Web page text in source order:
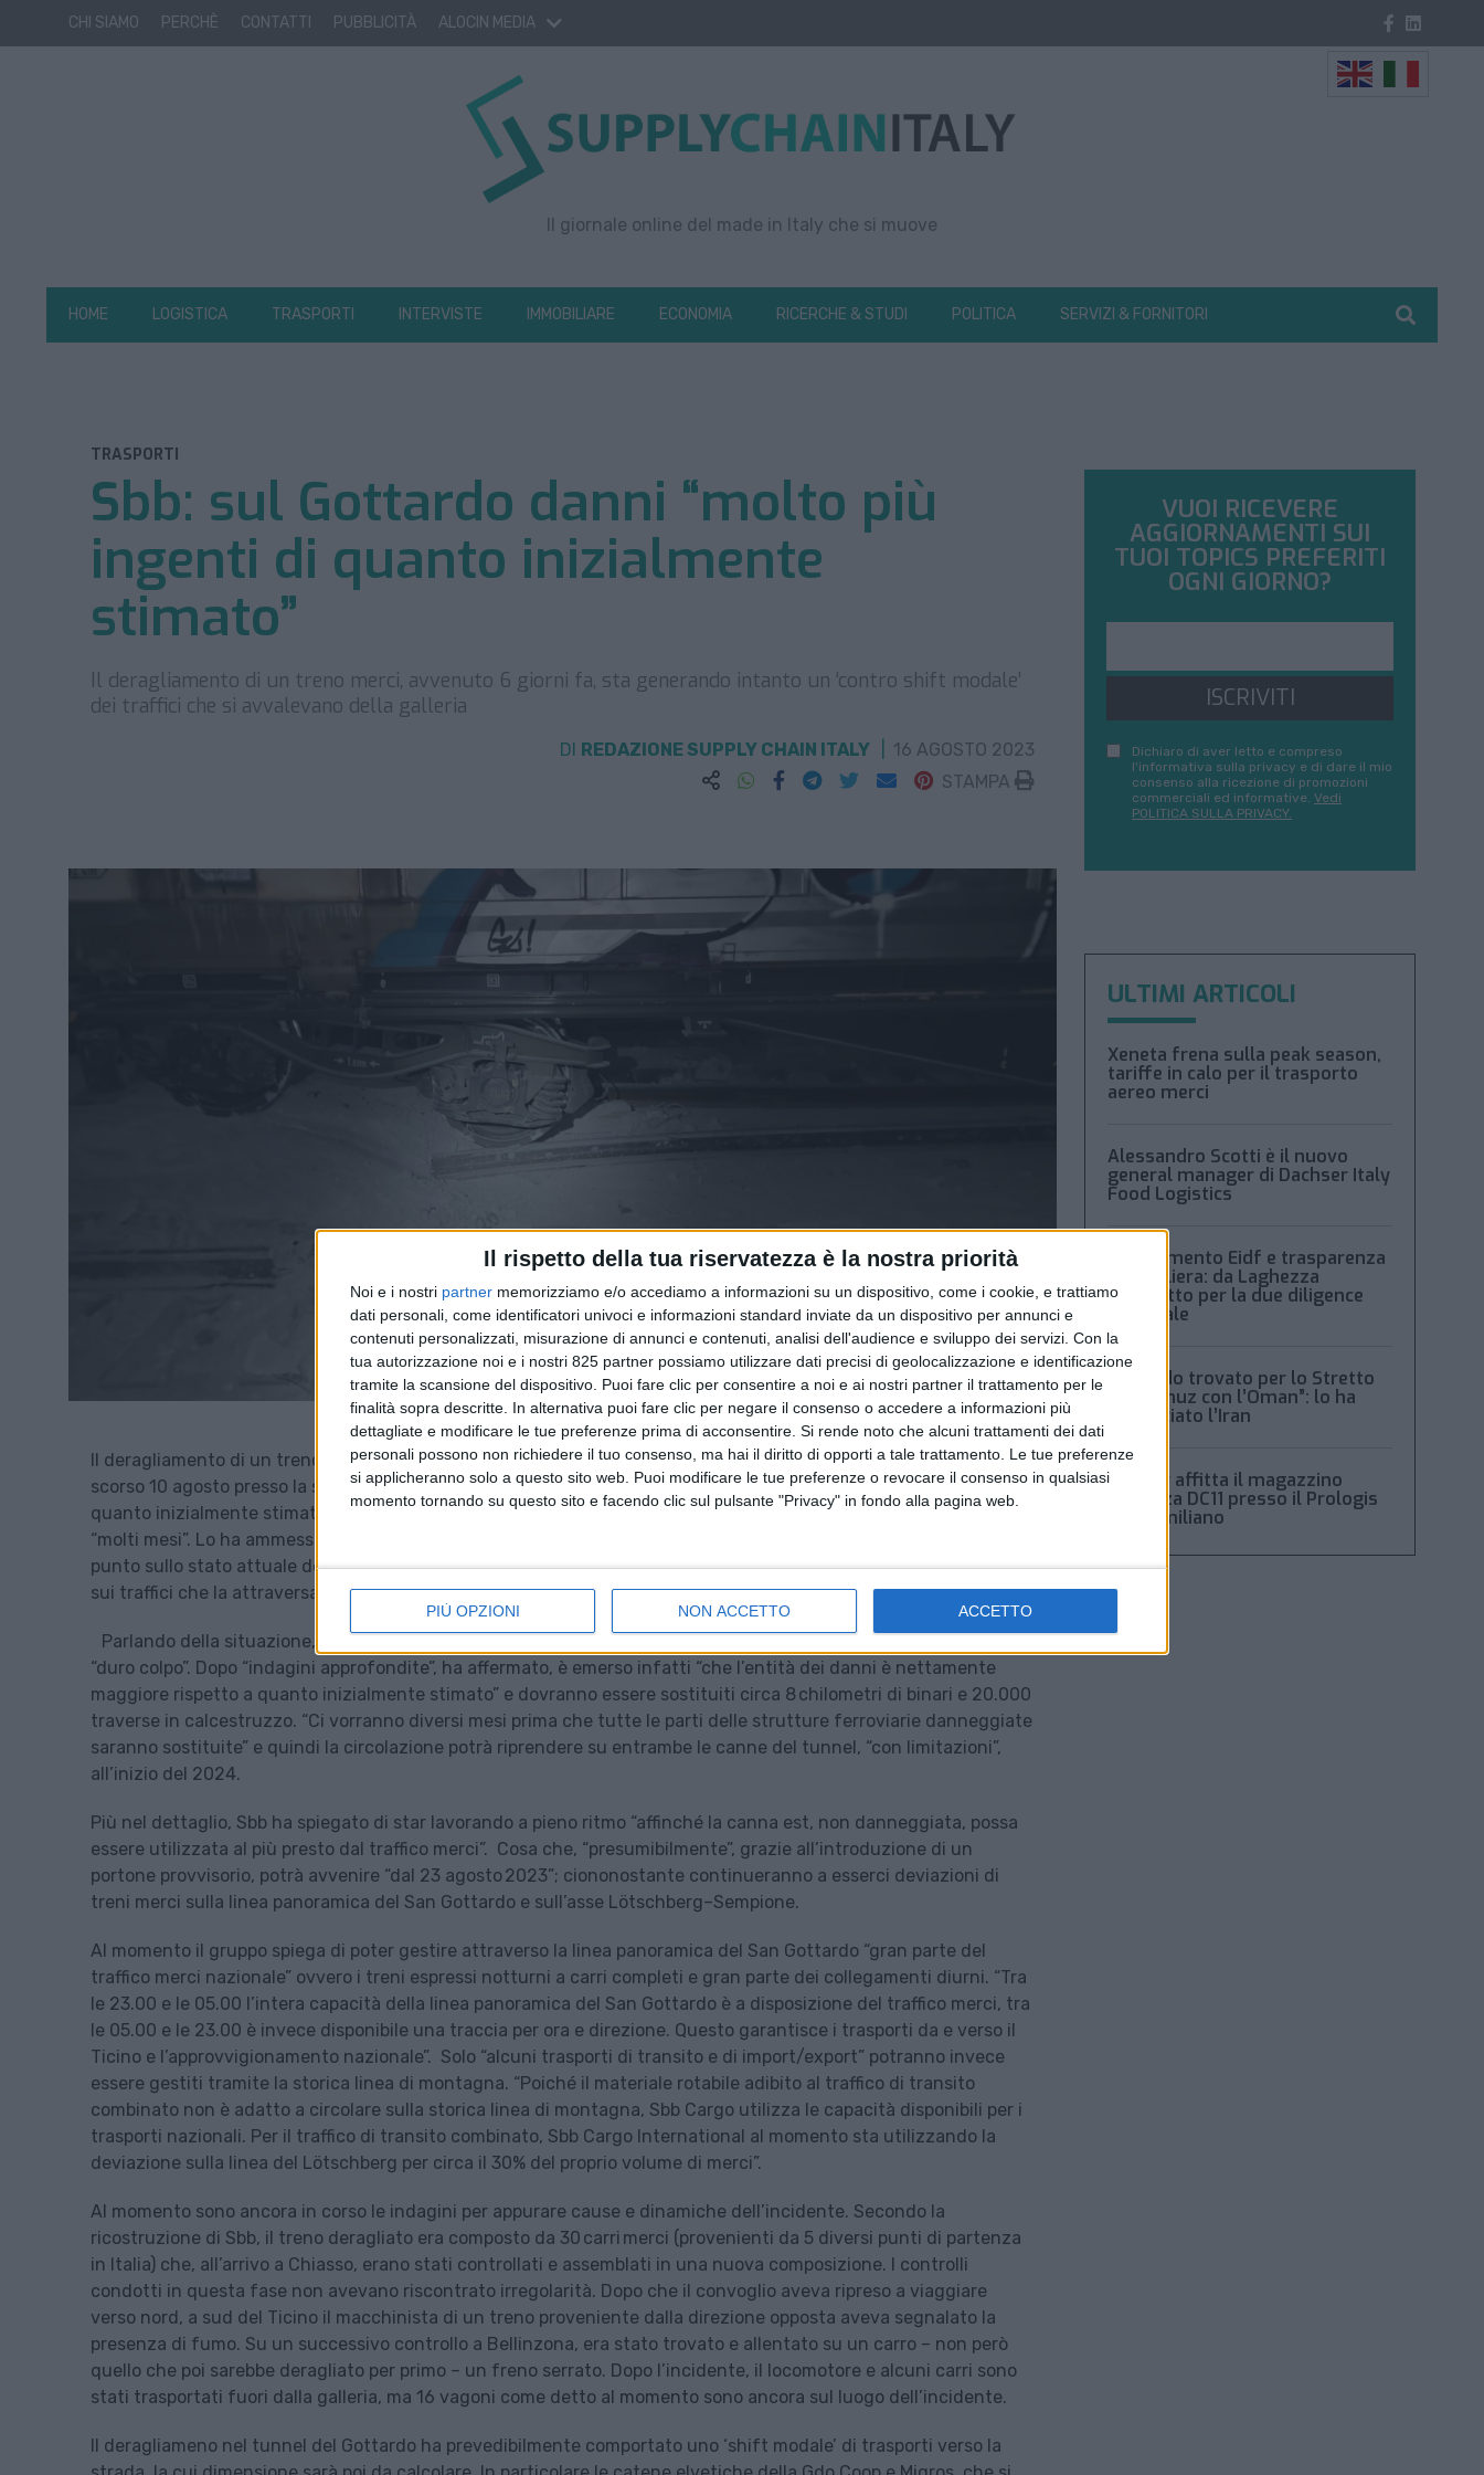
Il rispetto della tua riservatezza è la nostra priorità
Noi e i nostri partner memorizziamo e/o accediamo a informazioni su un dispositivo, come i cookie, e trattiamo
dati personali, come identificatori univoci e informazioni standard inviate da un dispositivo per annunci e
contenuti personalizzati, misurazione di annunci e contenuti, analisi dell'audience e sviluppo dei servizi. Con la
tua autorizzazione noi e i nostri 825 partner possiamo utilizzare dati precisi di geolocalizzazione e identificazione
tramite la scansione del dispositivo. Puoi fare clic per consentire a noi e ai nostri partner il trattamento per le
finalità sopra descritte. In alternativa puoi fare clic per negare il consenso o accedere a informazioni più
dettagliate e modificare le tue preferenze prima di acconsentire. Si rende noto che alcuni trattamenti dei dati
personali possono non richiedere il tuo consenso, ma hai il diritto di opporti a tale trattamento. Le tue preferenze
si applicheranno solo a questo sito web. Puoi modificare le tue preferenze o revocare il consenso in qualsiasi
momento tornando su questo sito e facendo clic sul pulsante "Privacy" in fondo alla pagina web.
PIÙ OPZIONI NON ACCETTO ACCETTO
CHI SIAMO PERCHÈ CONTATTI PUBBLICITÀ ALOCIN MEDIA
Il giornale online del made in Italy che si muove
HOME LOGISTICA TRASPORTI INTERVISTE IMMOBILIARE ECONOMIA RICERCHE & STUDI POLITICA SERVIZI & FORNITORI
TRASPORTI
Sbb: sul Gottardo danni “molto più
ingenti di quanto inizialmente
stimato”
Il deragliamento di un treno merci, avvenuto 6 giorni fa, sta generando intanto un ‘contro shift modale’
dei traffici che si avvalevano della galleria
DI REDAZIONE SUPPLY CHAIN ITALY
16 AGOSTO 2023
STAMPA
Il deragliamento di un treno merci nella galleria di base del San Gottardo, che ha avuto luogo pomeriggio dello
scorso 10 agosto presso la stazione di Faido, ha causato danni alla canna ovest del tunnel “molto più ingenti di
quanto inizialmente stimato”. Tanto che nel complesso i lavori di ripristino saranno “complessi” e richiederanno
“molti mesi”. Lo ha ammesso il gruppo Sbb, ovvero le ferrovie svizzere, in una nota diffusa quest’oggi in cui fa il
punto sullo stato attuale dell’infrastruttura – dove ancora giacciono 16 carri deragliati e in parte danneggiati – e
sui traffici che la attraversano.
Parlando della situazione, l’amministratore delegato del gruppo Vincent Ducrot ha descritto l’evento come un
“duro colpo”. Dopo “indagini approfondite”, ha affermato, è emerso infatti “che l’entità dei danni è nettamente
maggiore rispetto a quanto inizialmente stimato” e dovranno essere sostituiti circa 8 chilometri di binari e 20.000
traverse in calcestruzzo. “Ci vorranno diversi mesi prima che tutte le parti delle strutture ferroviarie danneggiate
saranno sostituite” e quindi la circolazione potrà riprendere su entrambe le canne del tunnel, “con limitazioni”,
all’inizio del 2024.
Più nel dettaglio, Sbb ha spiegato di star lavorando a pieno ritmo “affinché la canna est, non danneggiata, possa
essere utilizzata al più presto dal traffico merci”. Cosa che, “presumibilmente”, grazie all’introduzione di un
portone provvisorio, potrà avvenire “dal 23 agosto 2023”; ciononostante continueranno a esserci deviazioni di
treni merci sulla linea panoramica del San Gottardo e sull’asse Lötschberg–Sempione.
Al momento il gruppo spiega di poter gestire attraverso la linea panoramica del San Gottardo “gran parte del
traffico merci nazionale” ovvero i treni espressi notturni a carri completi e gran parte dei collegamenti diurni. “Tra
le 23.00 e le 05.00 l’intera capacità della linea panoramica del San Gottardo è a disposizione del traffico merci, tra
le 05.00 e le 23.00 è invece disponibile una traccia per ora e direzione. Questo garantisce i trasporti da e verso il
Ticino e l’approvvigionamento nazionale”. Solo “alcuni trasporti di transito e di import/export” potranno invece
essere gestiti tramite la storica linea di montagna. “Poiché il materiale rotabile adibito al traffico di transito
combinato non è adatto a circolare sulla storica linea di montagna, Sbb Cargo utilizza le capacità disponibili per i
trasporti nazionali. Per il traffico di transito combinato, Sbb Cargo International al momento sta utilizzando la
deviazione sulla linea del Lötschberg per circa il 30% del proprio volume di merci”.
Al momento sono ancora in corso le indagini per appurare cause e dinamiche dell’incidente. Secondo la
ricostruzione di Sbb, il treno deragliato era composto da 30 carri merci (provenienti da 5 diversi punti di partenza
in Italia) che, all’arrivo a Chiasso, erano stati controllati e assemblati in una nuova composizione. I controlli
condotti in questa fase non avevano riscontrato irregolarità. Dopo che il convoglio aveva ripreso a viaggiare
verso nord, a sud del Ticino il macchinista di un treno proveniente dalla direzione opposta aveva segnalato la
presenza di fumo. Su un successivo controllo a Bellinzona, era stato trovato e allentato su un carro – non però
quello che poi sarebbe deragliato per primo – un freno serrato. Dopo l’incidente, il locomotore e alcuni carri sono
stati trasportati fuori dalla galleria, ma 16 vagoni come detto al momento sono ancora sul luogo dell’incidente.
Il deragliameno nel tunnel del Gottardo ha prevedibilmente comportato uno ‘shift modale’ di trasporti verso la
VUOI RICEVERE
AGGIORNAMENTI SUI
TUOI TOPICS PREFERITI
OGNI GIORNO?
ISCRIVITI
Dichiaro di aver letto e compreso
l'informativa sulla privacy e di dare il mio
consenso alla ricezione di promozioni
commerciali ed informative. Vedi
POLITICA SULLA PRIVACY.
ULTIMI ARTICOLI
Xeneta frena sulla peak season,
tariffe in calo per il trasporto
aereo merci
Alessandro Scotti è il nuovo
general manager di Dachser Italy
Food Logistics
Regolamento Eidf e trasparenza
della filiera: da Laghezza
pacchetto per la due diligence
aziendale
“Accordo trovato per lo Stretto
di Hormuz con l’Oman”: lo ha
annunciato l’Iran
Condor affitta il magazzino
Piacenza DC11 presso il Prologis
Park emiliano